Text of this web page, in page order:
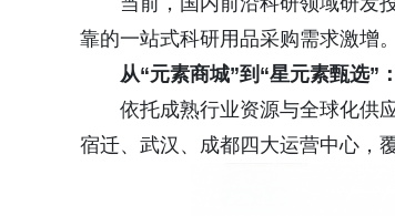
靠的一站式科研用品采购需求激增。
从“元素商城”到“星元素甄选”
依托成熟行业资源与全球化供
宿迁、武汉、成都四大运营中心，